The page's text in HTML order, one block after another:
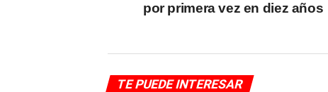
por primera vez en diez años
TE PUEDE INTERESAR